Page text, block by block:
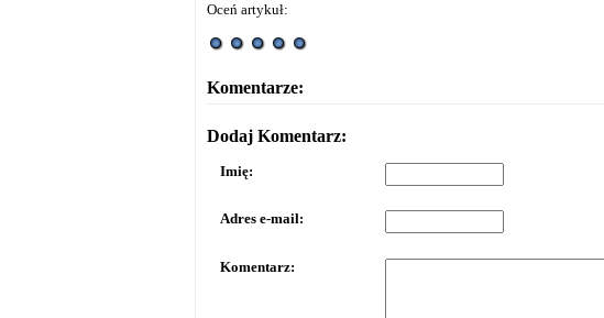
Oceń artykuł:
Komentarze:
Dodaj Komentarz:
Imię:
Adres e-mail:
Komentarz: